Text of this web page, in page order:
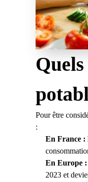
Pour être
:
En France :
En Europe :
2023 et